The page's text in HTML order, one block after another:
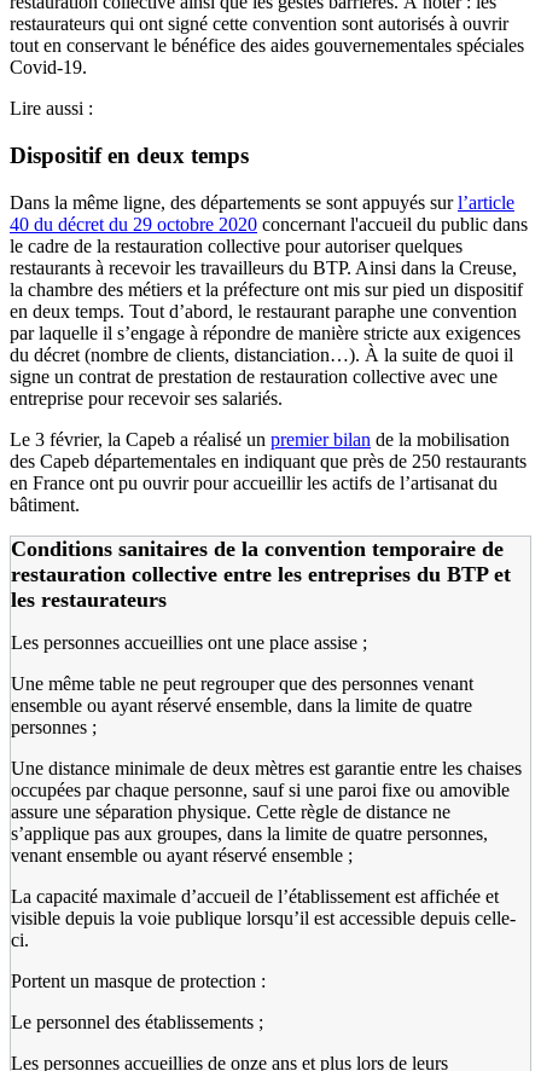
restaurateurs qui ont signé cette convention sont autorisés à ouvrir
tout en conservant le bénéfice des aides gouvernementales spéciales
Covid-19.
Lire aussi :
Dispositif en deux temps
Dans la même ligne, des départements se sont appuyés surl’article
40 du décret du 29 octobre 2020 concernant l'accueil du public dans
le cadre de la restauration collective pour autoriser quelques
restaurants à recevoir les travailleurs du BTP. Ainsi dans la Creuse,
la chambre des métiers et la préfecture ont mis sur pied un dispositif
en deux temps. Tout d’abord, le restaurant paraphe une convention
par laquelle il s’engage à répondre de manière stricte aux exigences
du décret (nombre de clients, distanciation…). À la suite de quoi il
signe un contrat de prestation de restauration collective avec une
entreprise pour recevoir ses salariés.
Le 3 février, la Capeb a réalisé un premier bilan de la mobilisation
des Capeb départementales en indiquant que près de 250 restaurants
en France ont pu ouvrir pour accueillir les actifs de l’artisanat du
bâtiment.
Conditions sanitaires de la convention temporaire de
restauration collective entre les entreprises du BTP et
les restaurateurs
Les personnes accueillies ont une place assise ;
Une même table ne peut regrouper que des personnes venant
ensemble ou ayant réservé ensemble, dans la limite de quatre
personnes ;
Une distance minimale de deux mètres est garantie entre les chaises
occupées par chaque personne, sauf si une paroi fixe ou amovible
assure une séparation physique. Cette règle de distance ne
s’applique pas aux groupes, dans la limite de quatre personnes,
venant ensemble ou ayant réservé ensemble ;
La capacité maximale d’accueil de l’établissement est affichée et
visible depuis la voie publique lorsqu’il est accessible depuis celle-
ci.
Portent un masque de protection :
Le personnel des établissements ;
Les personnes accueillies de onze ans et plus lors de leurs